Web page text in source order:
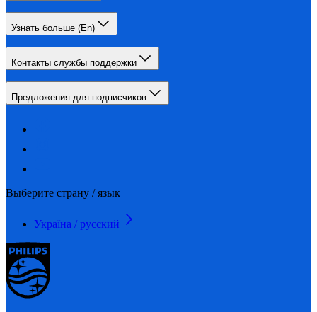
Узнать больше (En)
Контакты службы поддержки
Предложения для подписчиков
Выберите страну / язык
Україна / русский